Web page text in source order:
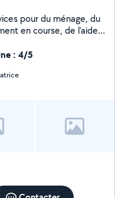
pour du ménage, du
en course, de l'aide
: 4/5